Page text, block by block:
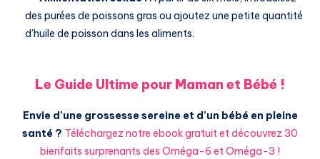
des purées de poissons gras ou ajoutez une petite quantité
d’huile de poisson dans les aliments.
Le Guide Ultime pour Maman et Bébé !
Envie d’une grossesse sereine et d’un bébé en pleine
santé ? Téléchargez notre ebook gratuit et découvrez 30
bienfaits surprenants des Oméga-6 et Oméga-3 !